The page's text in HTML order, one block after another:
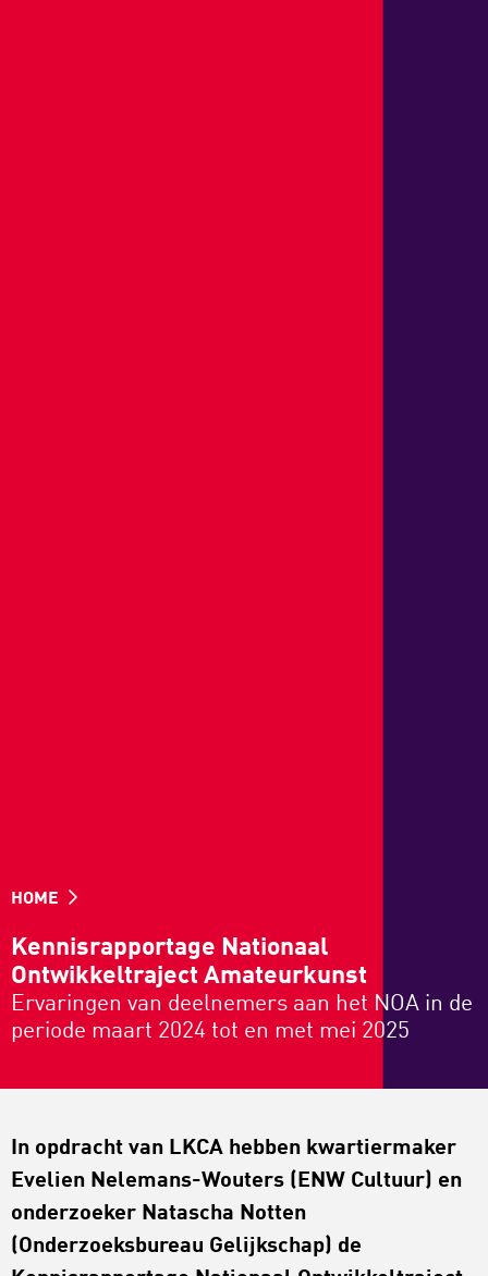
HOME
Kennisrapportage Nationaal
Ontwikkeltraject Amateurkunst
Ervaringen van deelnemers aan het NOA in de
periode maart 2024 tot en met mei 2025
In opdracht van LKCA hebben kwartiermaker
Evelien Nelemans-Wouters (ENW Cultuur) en
onderzoeker Natascha Notten
(Onderzoeksbureau Gelijkschap) de